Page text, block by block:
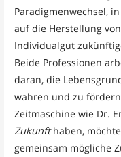
Paradigmenwechsel,
auf die Herstellung
Individualgut
Beide Professionen
daran, die
wahren und zu
Zeitmaschine wie Dr.
Zukunfthaben,
gemeinsam mögliche